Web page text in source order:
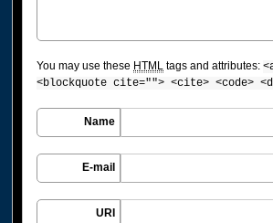
You may use these HTML tags and attributes:
<blockquote cite=""> <cite> <code>
Name
E-mail
URI